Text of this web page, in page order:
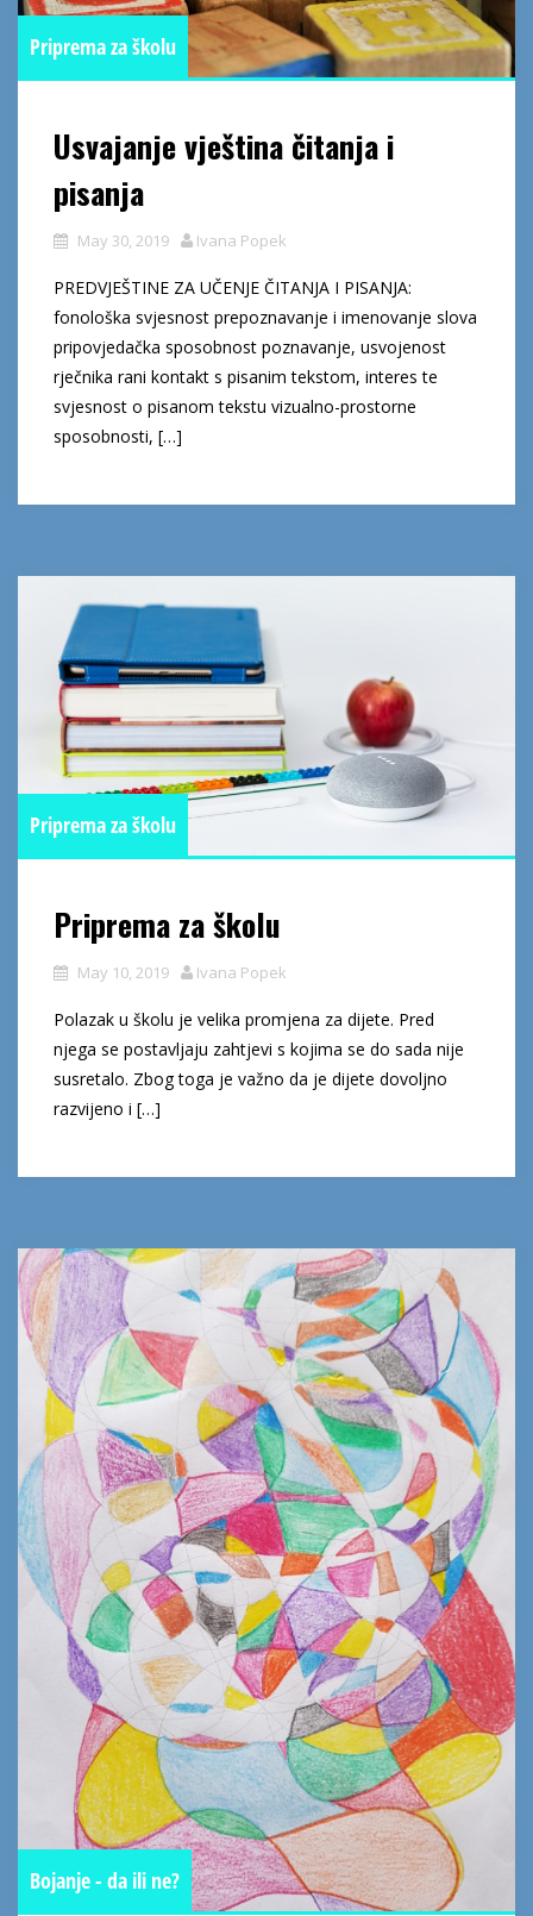
Priprema za školu
Usvajanje vještina čitanja i
pisanja
May 30, 2019 Ivana Popek
PREDVJEŠTINE ZA UČENJE ČITANJA I PISANJA:
fonološka svjesnost prepoznavanje i imenovanje slova
pripovjedačka sposobnost poznavanje, usvojenost
rječnika rani kontakt s pisanim tekstom, interes te
svjesnost o pisanom tekstu vizualno-prostorne
sposobnosti, […]
Priprema za školu
Priprema za školu
May 10, 2019 Ivana Popek
Polazak u školu je velika promjena za dijete. Pred
njega se postavljaju zahtjevi s kojima se do sada nije
susretalo. Zbog toga je važno da je dijete dovoljno
razvijeno i […]
Bojanje - da ili ne?